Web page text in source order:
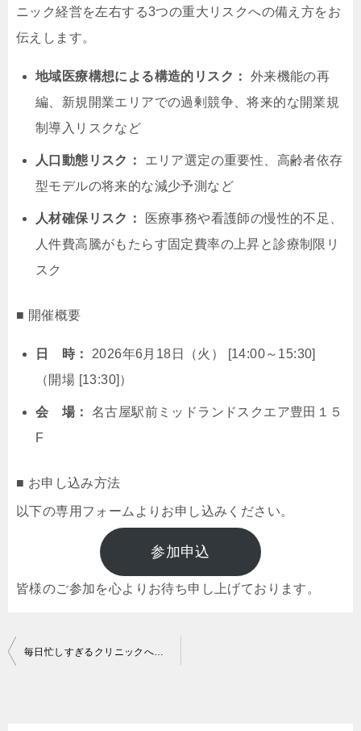
ニック経営を左右する3つの重大リスクへの備え方をお
伝えします。
地域医療構想による構造的リスク：
外来機能の再
編、新規開業エリアでの過剰競争、将来的な開業規
制導入リスクなど
人口動態リスク：
エリア選定の重要性、高齢者依存
型モデルの将来的な減少予測など
人材確保リスク：
医療事務や看護師の慢性的不足、
人件費高騰がもたらす固定費率の上昇と診療制限リ
スク
■ 開催概要
日 時：
2026年6月18日（火） [14:00～15:30]
（開場 [13:30]）
会 場：
名古屋駅前ミッドランドスクエア豊田１５
F
■ お申し込み方法
以下の専用フォームよりお申し込みください。
参加申込
皆様のご参加を心よりお待ち申し上げております。
投